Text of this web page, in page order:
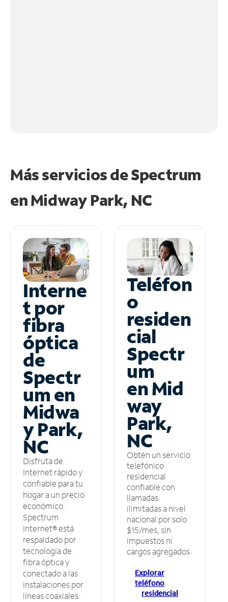
Más servicios de Spectrum
enMidway Park, NC
Interne
t por
fibra
óptica
de
Spectr
um en
Midwa
y Park,
NC
Disfruta de
Internet rápido y
confiable para tu
hogar a un precio
económico.
Spectrum
Internet® está
respaldado por
tecnología de
fibra óptica y
conectado a las
instalaciones por
líneas coaxiales.
Teléfon
o
residen
cial
Spectr
um
en Mid
way
Park,
NC
Obtén un servicio
telefónico
residencial
confiable con
llamadas
ilimitadas a nivel
nacional por solo
$15/mes, sin
impuestos ni
cargos agregados.
Explorar
teléfono
residencial